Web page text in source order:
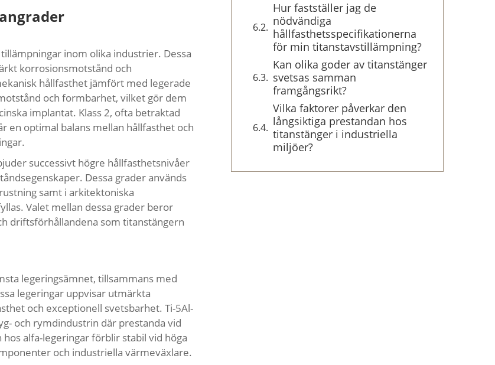
inom olika industrier. Dessa
korrosionsmotstånd och
hållfasthet jämfört med legerade
och formbarhet, vilket gör dem
implantat. Klass 2, ofta betraktad
en optimal balans mellan hållfasthet och
successivt högre hållfasthetsnivåer
Dessa grader används
samt i arkitektoniska
Valet mellan dessa grader beror
driftsförhållandena som titanstängern
legeringsämnet, tillsammans med
legeringar uppvisar utmärkta
och exceptionell svetsbarhet. Ti-5Al-
och rymdindustrin där prestanda vid
alfa-legeringar förblir stabil vid höga
och industriella värmeväxlare.
Hur fastställer jag de
nödvändiga
hållfasthetsspecifikationerna
för min titanstavstillämpning?
Kan olika goder av titanstänger
svetsas samman
framgångsrikt?
Vilka faktorer påverkar den
långsiktiga prestandan hos
titanstänger i industriella
miljöer?